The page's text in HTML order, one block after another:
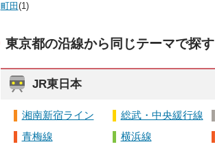
町田 (1)
東京都の沿線から同じテーマで探す
JR東日本
湘南新宿ライン 総武・中央緩行線
青梅線
横浜線